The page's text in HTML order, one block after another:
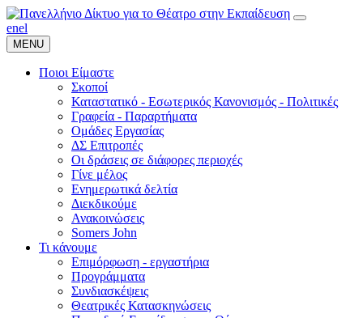
enel
MENU
Ποιοι Είμαστε
Σκοποί
Καταστατικό - Εσωτερικός Κανονισμός - Πολιτικές
Γραφεία - Παραρτήματα
Ομάδες Εργασίας
ΔΣ Επιτροπές
Οι δράσεις σε διάφορες περιοχές
Γίνε μέλος
Ενημερωτικά δελτία
Διεκδικούμε
Ανακοινώσεις
Somers John
Τι κάνουμε
Επιμόρφωση - εργαστήρια
Προγράμματα
Συνδιασκέψεις
Θεατρικές Κατασκηνώσεις